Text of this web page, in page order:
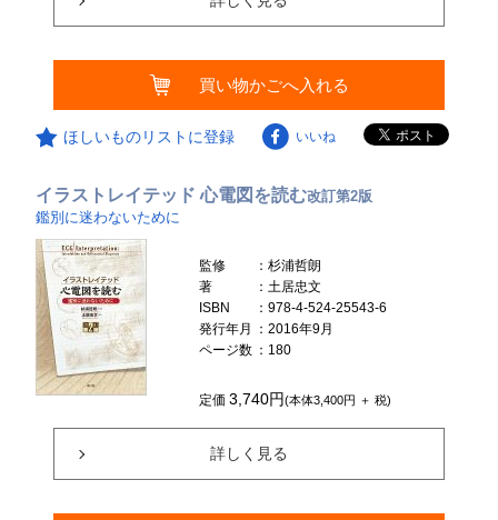
買い物かごへ入れる
ほしいものリストに登録 いいね
イラストレイテッド 心電図を読む改訂第2版
鑑別に迷わないために
監修
：杉浦哲朗
著
：土居忠文
ISBN
：978-4-524-25543-6
発行年月
：2016年9月
ページ数 ：180
定価3,740円(本体3,400円 ＋ 税)
詳しく見る